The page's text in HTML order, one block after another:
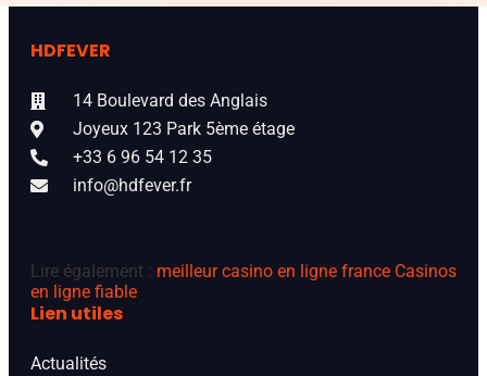
HDFEVER
14 Boulevard des Anglais
Joyeux 123 Park 5ème étage
+33 6 96 54 12 35
info@hdfever.fr
Lire également : meilleur casino en ligne france Casinos
en ligne fiable
Lien utiles
Actualités